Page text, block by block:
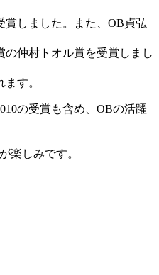
賞しました。また、OB貞弘
の仲村トオル賞を受賞しまし
す。
の受賞も含め、OBの活躍
楽しみです。